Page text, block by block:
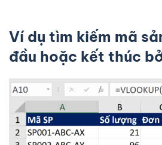
Ví dụ tìm kiếm mã
đầu hoặc kết thúc